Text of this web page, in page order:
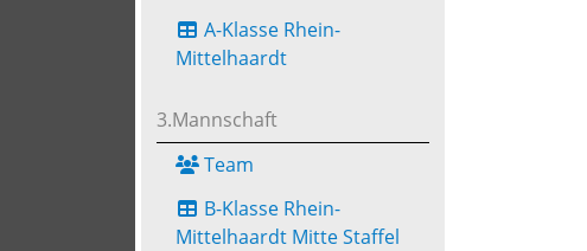
A-Klasse Rhein-
Mittelhaardt
3.Mannschaft
Team
B-Klasse Rhein-
Mittelhaardt Mitte Staffel